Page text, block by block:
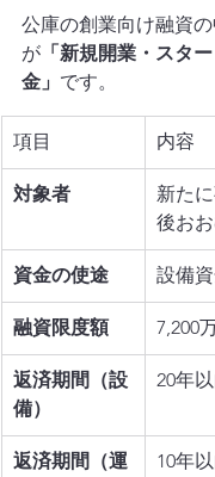
公庫の創業向け融資
が 「新規開業・スタ
金」 です。
項目 内容
対象者
新た
後お
資金の使途 設備
融資限度額 7,200
返済期間（設
備）
20年
返済期間（運
10年